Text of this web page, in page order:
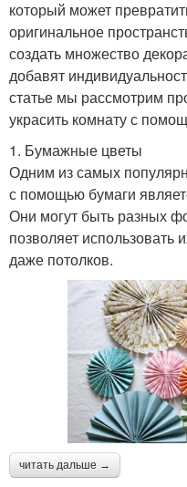
который может
оригинальное
создать множество
добавят
статье мы рассмотрим
украсить комнату с
1. Бумажные цветы
Одним из самых
с помощью бумаги
Они могут быть разных
позволяет использовать
даже потолков.
читать дальше →